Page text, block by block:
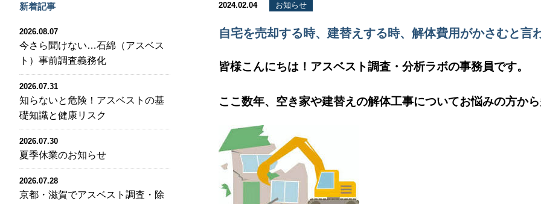
新着記事
2026.08.07
今さら聞けない…石綿（アスベス
ト）事前調査義務化
2026.07.31
知らないと危険！アスベストの基
礎知識と健康リスク
2026.07.30
夏季休業のお知らせ
2026.07.28
京都・滋賀でアスベスト調査・除
2024.02.04 お知らせ
自宅を売却する時、建替えする時、解体費用がかさむと言
皆様こんにちは！アスベスト調査・分析ラボの事務員です。
ここ数年、空き家や建替えの解体工事についてお悩みの方か